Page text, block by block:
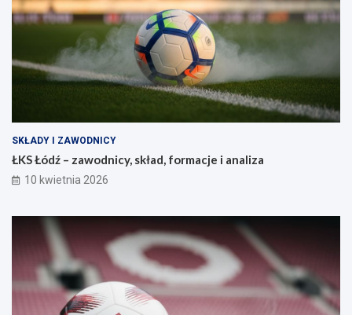
SKŁADY I ZAWODNICY
ŁKS Łódź – zawodnicy, skład, formacje i analiza
10 kwietnia 2026